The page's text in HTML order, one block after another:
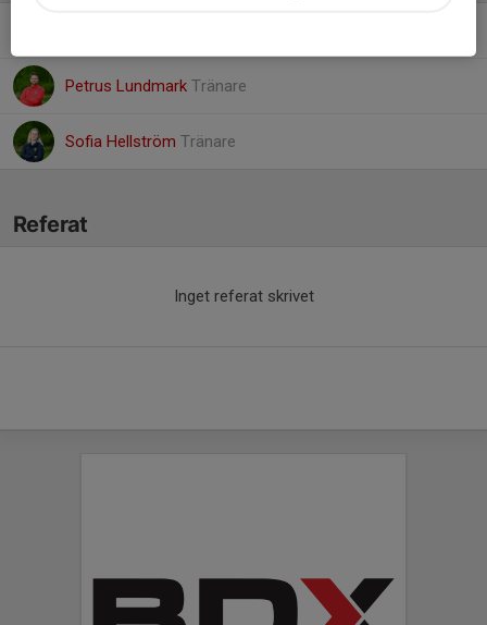
Petrus Lundmark Tränare
Sofia Hellström Tränare
Referat
Inget referat skrivet